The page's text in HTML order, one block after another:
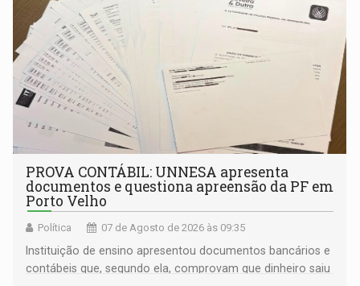
PROVA CONTÁBIL: UNNESA apresenta
documentos e questiona apreensão da PF em
Porto Velho
Política 07 de Agosto de 2026 às 09:35
Instituição de ensino apresentou documentos bancários e
contábeis que, segundo ela, comprovam que dinheiro saiu